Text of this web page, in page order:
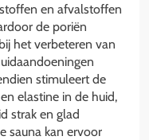
en afvalstoffen
de poriën
het verbeteren van
stimuleert de
elastine in de huid,
strak en glad
sauna kan ervoor